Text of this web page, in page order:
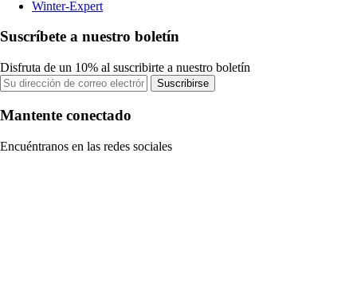
Winter-Expert
Suscríbete a nuestro boletín
Disfruta de un 10% al suscribirte a nuestro boletín
Suscribirse
Mantente conectado
Encuéntranos en las redes sociales